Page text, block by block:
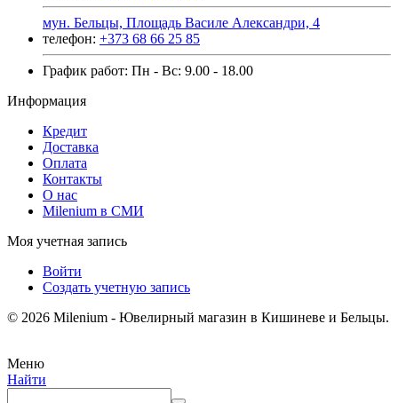
мун. Бельцы, Площадь Василе Александри, 4
телефон: +373 68 66 25 85
График работ: Пн - Вс: 9.00 - 18.00
Информация
Кредит
Доставка
Оплата
Контакты
О нас
Milenium в СМИ
Моя учетная запись
Войти
Создать учетную запись
© 2026 Milenium - Ювелирный магазин в Кишиневе и Бельцы.
Меню
Найти